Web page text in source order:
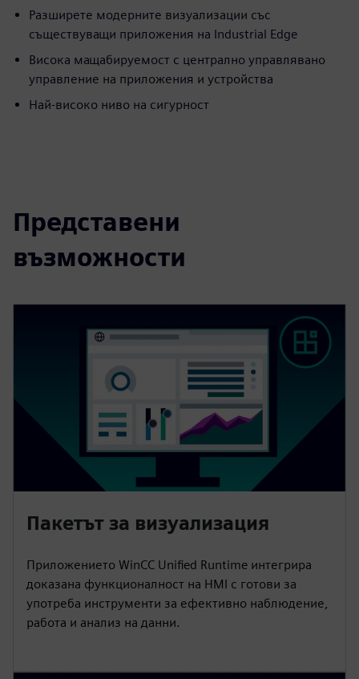
Разширете модерните визуализации със
съществуващи приложения на Industrial Edge
Висока мащабируемост с централно управлявано
управление на приложения и устройства
Най-високо ниво на сигурност
Представени
възможности
Пакетът за визуализация
Приложението WinCC Unified Runtime интегрира
доказана функционалност на HMI с готови за
употреба инструменти за ефективно наблюдение,
работа и анализ на данни.